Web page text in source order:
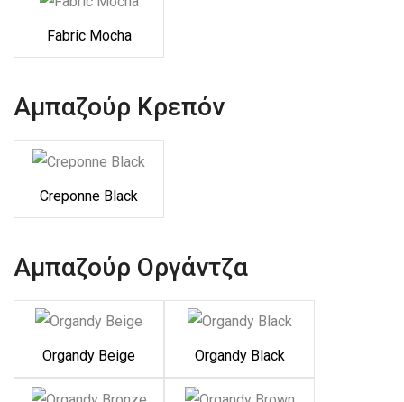
Fabric Mocha
Αμπαζούρ Κρεπόν
Creponne Black
Αμπαζούρ Οργάντζα
Organdy Beige Organdy Black